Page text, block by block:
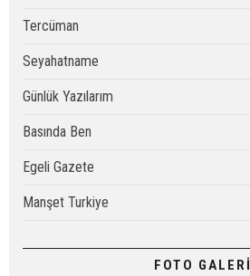
Tercüman
Seyahatname
Günlük Yazılarım
Basında Ben
Egeli Gazete
Manşet Turkiye
FOTO GALERİ